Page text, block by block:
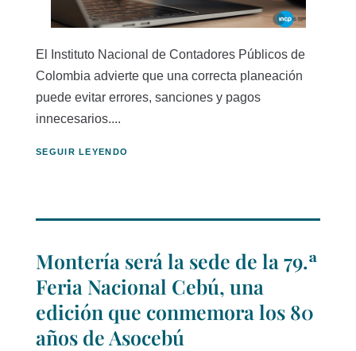
El Instituto Nacional de Contadores Públicos de
Colombia advierte que una correcta planeación
puede evitar errores, sanciones y pagos
innecesarios....
SEGUIR LEYENDO
Montería será la sede de la 79.ª
Feria Nacional Cebú, una
edición que conmemora los 80
años de Asocebú